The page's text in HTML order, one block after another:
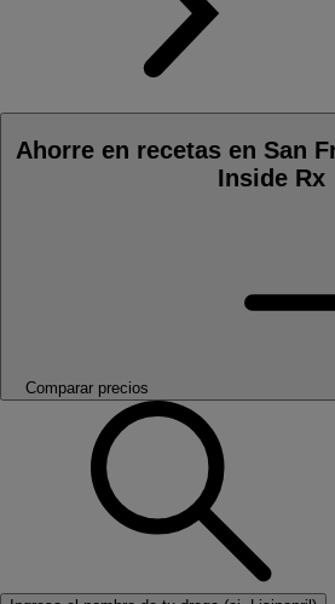
Ahorre en recetas en San
Inside Rx
Comparar precios